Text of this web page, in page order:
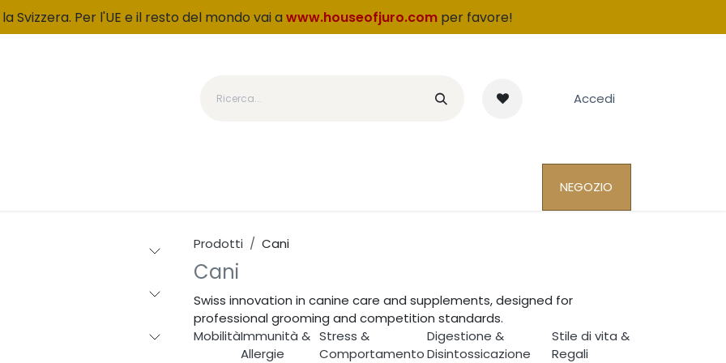
Svizzera. Per l'UE e il resto del mondo vai a www.houseofjuro.com per favore!
Accedi
NEGOZIO
Prodotti Cani
Cani
Swiss innovation in canine care and supplements, designed for
professional grooming and competition standards.
MobilitàImmunità &
Allergie
Stress &
Comportamento
Digestione &
Disintossicazione
Stile di vita &
Regali